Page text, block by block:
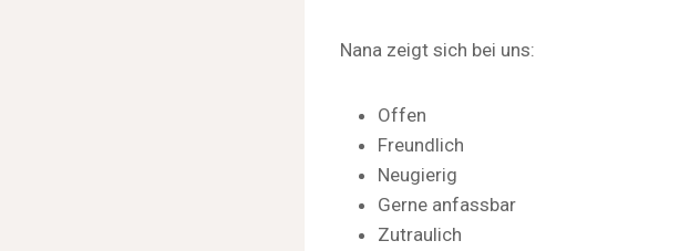
Nana zeigt sich bei uns:
Offen
Freundlich
Neugierig
Gerne anfassbar
Zutraulich